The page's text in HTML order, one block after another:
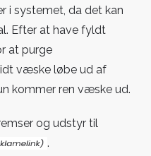
i systemet, da det kan
Efter at have fyldt
at purge
væske løbe ud af
kommer ren væske ud.
og udstyr til
.